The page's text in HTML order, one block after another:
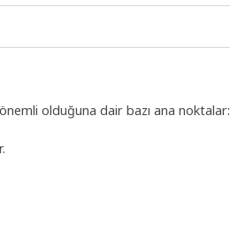
olduğuna dair bazı ana noktalar: